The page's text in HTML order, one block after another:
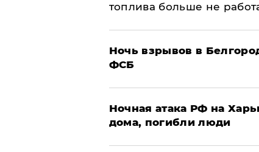
топлива больше не
​Ночь взрывов в
ФСБ
​Ночная атака РФ на
дома, погибли люди